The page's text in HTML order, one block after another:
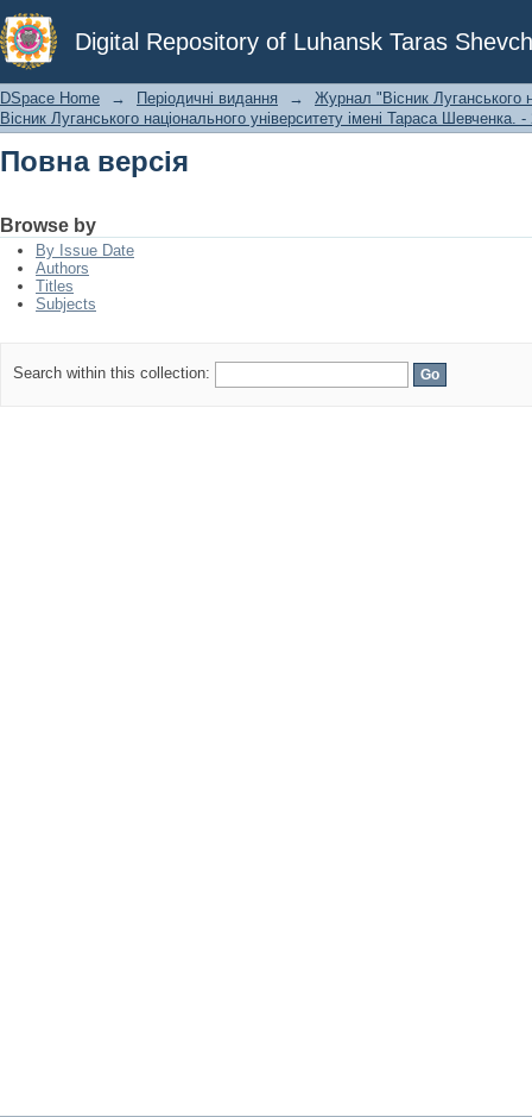
Digital Repository of Luhansk Taras
Повна версія
DSpace Home → Періодичні видання →
Журнал "Вісник Луганського
Вісник Луганського національного університету імені Тараса
Повна версія
Browse by
By Issue Date
Authors
Titles
Subjects
Search within this collection: